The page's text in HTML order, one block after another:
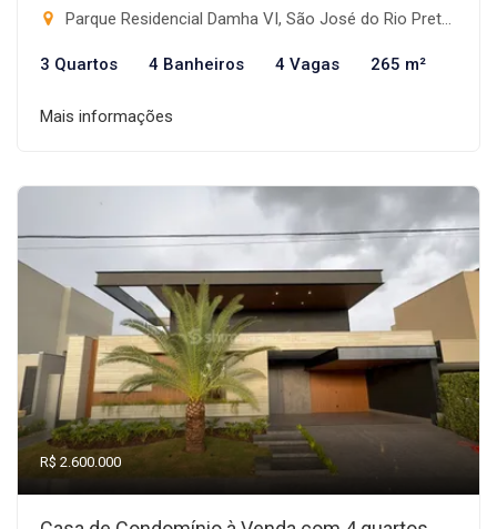
Parque Residencial Damha VI, São José do Rio Preto-SP
3 Quartos 4 Banheiros 4 Vagas 265 m²
Mais informações
R$ 2.600.000